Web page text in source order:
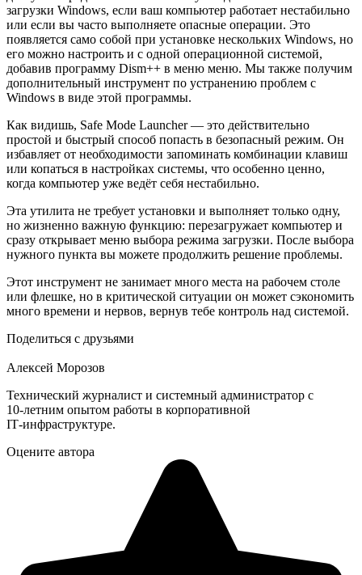
загрузки Windows, если ваш компьютер работает нестабильно
или если вы часто выполняете опасные операции. Это
появляется само собой при установке нескольких Windows, но
его можно настроить и с одной операционной системой,
добавив программу Dism++ в меню меню. Мы также получим
дополнительный инструмент по устранению проблем с
Windows в виде этой программы.
Как видишь, Safe Mode Launcher — это действительно
простой и быстрый способ попасть в безопасный режим. Он
избавляет от необходимости запоминать комбинации клавиш
или копаться в настройках системы, что особенно ценно,
когда компьютер уже ведёт себя нестабильно.
Эта утилита не требует установки и выполняет только одну,
но жизненно важную функцию: перезагружает компьютер и
сразу открывает меню выбора режима загрузки. После выбора
нужного пункта вы можете продолжить решение проблемы.
Этот инструмент не занимает много места на рабочем столе
или флешке, но в критической ситуации он может сэкономить
много времени и нервов, вернув тебе контроль над системой.
Поделиться с друзьями
Алексей Морозов
Технический журналист и системный администратор с
10‑летним опытом работы в корпоративной
IT‑инфраструктуре.
Оцените автора